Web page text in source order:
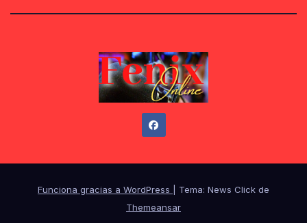
Funciona gracias a WordPress
Tema: News Click de
Themeansar